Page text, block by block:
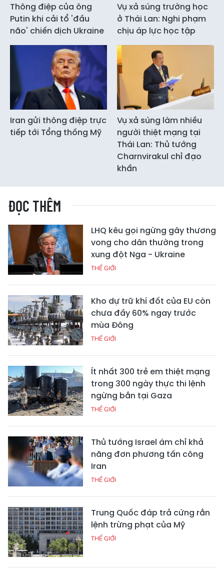
Thông điệp của ông
Putin khi cải tổ 'đầu
não' chiến dịch Ukraine
Vụ xả súng trường học
ở Thái Lan: Nghi phạm
chịu áp lực học tập
Iran gửi thông điệp trực
tiếp tới Tổng thống Mỹ
Vụ xả súng làm nhiều
người thiệt mạng tại
Thái Lan: Thủ tướng
Charnvirakul chỉ đạo
khẩn
ĐỌC THÊM
LHQ kêu gọi ngừng gây thương
vong cho dân thường trong
xung đột Nga - Ukraine
THẾ GIỚI
Kho dự trữ khí đốt của EU còn
chưa đầy 60% ngay trước
mùa Đông
THẾ GIỚI
Ít nhất 300 trẻ em thiệt mạng
trong 300 ngày thực thi lệnh
ngừng bắn tại Gaza
THẾ GIỚI
Thủ tướng Israel ám chỉ khả
năng đơn phương tấn công
Iran
THẾ GIỚI
Trung Quốc đáp trả cứng rắn
lệnh trừng phạt của Mỹ
THẾ GIỚI